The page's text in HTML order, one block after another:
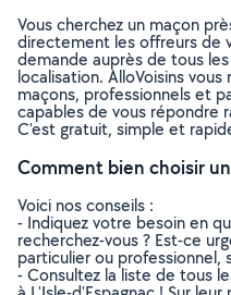
Vous cherchez un maçon
directement les offreurs de
demande auprès de tous
localisation. AlloVoisins
maçons, professionnels et
capables de vous répondre
C’est gratuit, simple et
Comment bien choisir
Voici nos conseils :
- Indiquez votre besoin en
recherchez-vous ? Est-ce
particulier ou professionnel,
- Consultez la liste de tous